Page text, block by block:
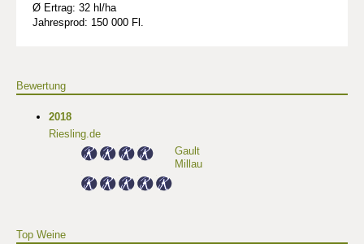
Ø Ertrag: 32 hl/ha
Jahresprod: 150 000 Fl.
Bewertung
2018
Riesling.de
Gault
Millau
Top Weine